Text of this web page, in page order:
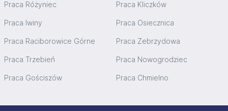
Praca Różyniec Praca Kliczków
Praca Iwiny Praca Osiecznica
Praca Raciborowice Górne Praca Zebrzydowa
Praca Trzebień Praca Nowogrodziec
Praca Gościszów Praca Chmielno